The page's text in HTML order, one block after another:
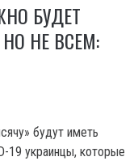
БУДЕТ
НЕ ВСЕМ:
будут иметь
19 украинцы, которые